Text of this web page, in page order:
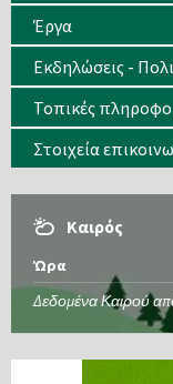
Έργα
Εκδηλώσεις -
Τοπικές
Στοιχεία
Καιρός
Ώρα
Δεδομένα Καιρού